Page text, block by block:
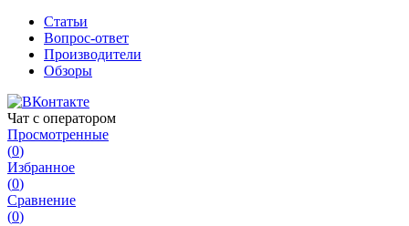
Статьи
Вопрос-ответ
Производители
Обзоры
Чат с оператором
Просмотренные
(0)
Избранное
(0)
Сравнение
(0)